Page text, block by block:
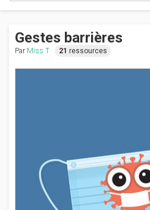
Gestes barrières
Par Miss T 21 ressources